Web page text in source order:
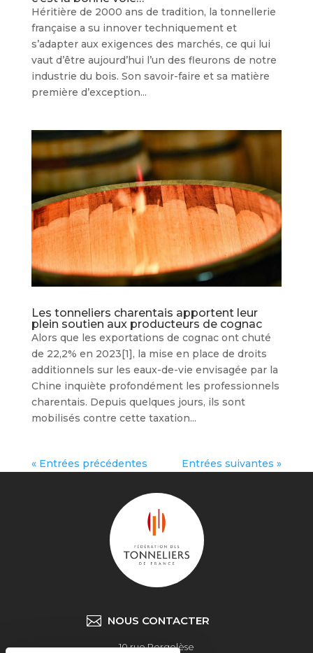
Héritière de 2000 ans de tradition, la tonnellerie
française a su innover techniquement et
s’adapter aux exigences des marchés, ce qui lui
vaut d’être aujourd’hui l’un des fleurons de notre
industrie du bois. Son savoir-faire et sa matière
première d’exception...
Les tonneliers charentais apportent leur
plein soutien aux producteurs de cognac
Alors que les exportations de cognac ont chuté
de 22,2% en 2023[1], la mise en place de droits
additionnels sur les eaux-de-vie envisagée par la
Chine inquiète profondément les professionnels
charentais. Depuis quelques jours, ils sont
mobilisés contre cette taxation...
« Entrées précédentes Entrées suivantes »
NOUS CONTACTER
10 rue Pergolèse